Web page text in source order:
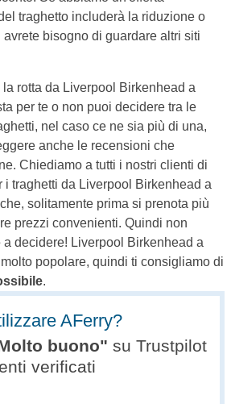
traghetto includerà la riduzione o
avrete bisogno di guardare altri siti
rotta da Liverpool Birkenhead a
per te o non puoi decidere tra le
nel caso ce ne sia più di una,
anche le recensioni che
Chiediamo a tutti i nostri clienti di
i traghetti da Liverpool Birkenhead a
solitamente prima si prenota più
prezzi convenienti. Quindi non
a decidere! Liverpool Birkenhead a
popolare, quindi ti consigliamo di
.
AFerry?
buono" su Trustpilot
verificati